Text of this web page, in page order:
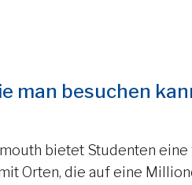
man besuchen
bietet Studenten
Orten, die auf eine